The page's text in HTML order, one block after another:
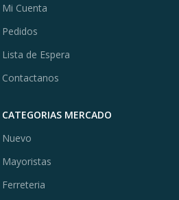
Mi Cuenta
Pedidos
Lista de Espera
Contactanos
CATEGORIAS MERCADO
Nuevo
Mayoristas
Ferreteria